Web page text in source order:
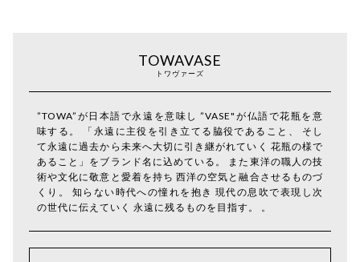
TOWAVASE
トワヴァーズ
”TOWA”が日本語で永遠を意味し ”VASE"が仏語で花瓶を意
味する。 「永遠に主役を引き立てる脇役であること、 そし
て永遠に過去から未来へ大切に引き継がれていく 花瓶の様で
あること」をブランド名に込めている。 また東洋の職人の技
術や文化に敬意と愛着を持ち 西洋の空気と融合させるものづ
くり。 知らない時代への憧れを抱き 現代の息吹で表現し次
の世代に伝えていく 永遠に残るものを目指す。 。